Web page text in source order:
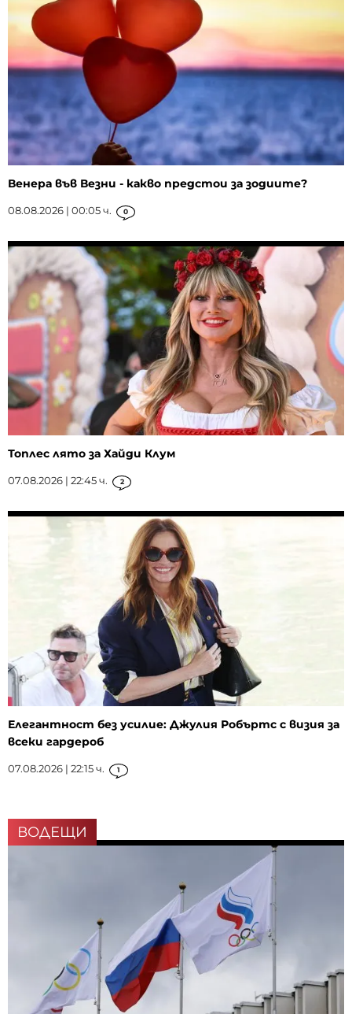
Венера във Везни - какво предстои за зодиите?
08.08.2026 | 00:05 ч. 0
Топлес лято за Хайди Клум
07.08.2026 | 22:45 ч. 2
Елегантност без усилие: Джулия Робъртс с визия за
всеки гардероб
07.08.2026 | 22:15 ч. 1
ВОДЕЩИ